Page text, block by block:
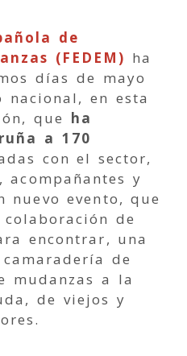
de
(FEDEM) ha
días de mayo
nacional, en esta
que ha
a 170
con el sector,
acompañantes y
nuevo evento, que
de
encontrar, una
de
mudanzas a la
de viejos y